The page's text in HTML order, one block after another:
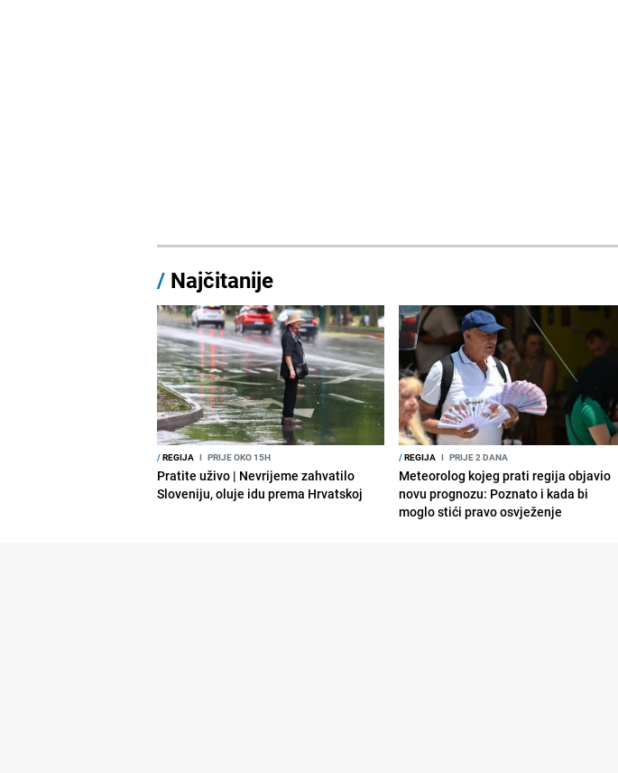
/ Najčitanije
/REGIJA I PRIJE OKO 15H
Pratite uživo | Nevrijeme zahvatilo
Sloveniju, oluje idu prema Hrvatskoj
/REGIJA I PRIJE 2 DANA
Meteorolog kojeg prati regija objavio
novu prognozu: Poznato i kada bi
moglo stići pravo osvježenje